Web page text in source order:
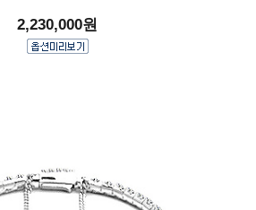
2,230,000원